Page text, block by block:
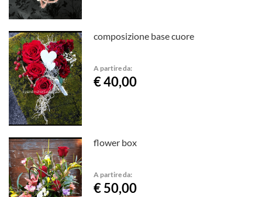
composizione base cuore
A partire da:
€ 40,00
flower box
A partire da:
€ 50,00